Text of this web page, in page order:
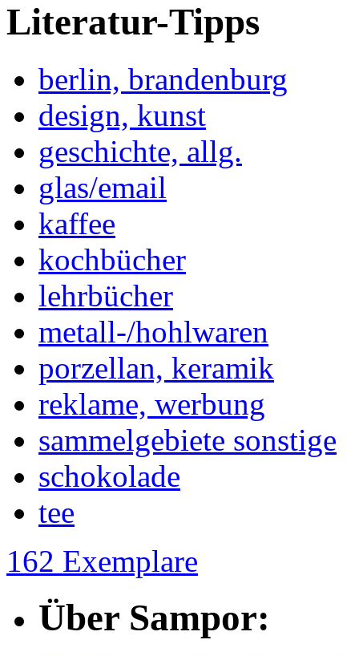
Literatur-Tipps
berlin, brandenburg
design, kunst
geschichte, allg.
glas/email
kaffee
kochbücher
lehrbücher
metall-/hohlwaren
porzellan, keramik
reklame, werbung
sammelgebiete sonstige
schokolade
tee
162 Exemplare
Über Sampor: